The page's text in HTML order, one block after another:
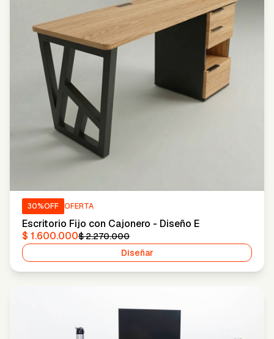
30%OFF OFERTA
Escritorio Fijo con Cajonero - Diseño E
$ 1.600.000$ 2.270.000
Diseñar